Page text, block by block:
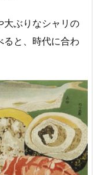
大ぶりなシャリの
ると、時代に合わ